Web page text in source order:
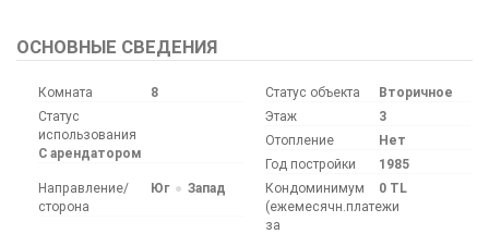
ОСНОВНЫЕ СВЕДЕНИЯ
Комната 8 Статус объекта
Вторичное
Статус
использования
С арендатором
Этаж
3
Отопление
Нет
Год постройки
1985
Направление/
сторона
Юг Запад
Кондоминимум
(ежемесячн.платежи
за
0 TL